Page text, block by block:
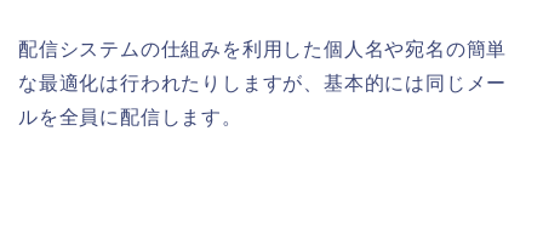
配信システムの仕組みを利用した個人名や宛名の簡単
な最適化は行われたりしますが、基本的には同じメー
ルを全員に配信します。